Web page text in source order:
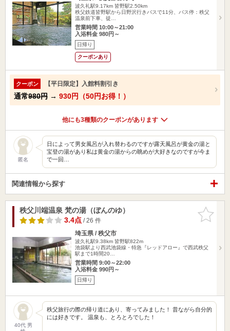
波久礼駅9.17km 皆野駅2.50km
秩父鉄道皆野駅から日野沢行きバスで11分、バス停：秩父
温泉前下車、徒…
営業時間 10:00～21:00
入浴料金 980円～
日帰り
クーポンあり
クーポン 【平日限定】入館料割引き
通常980円 → 930円（50円お得！）
他にも3種類のクーポンがあります
匿名
日によって男女風呂が入れ替わるのですが露天風呂が黄金の湯と
宝登の湯があり私は黄金の湯からの眺めが大好きなのですが今ま
で一回…
関連情報から探す
お気に入
りに追加
秩父川端温泉 梵の湯（ぼんのゆ）
3.4点/ 26 件
埼玉県 / 秩父市
波久礼駅9.38km 皆野駅822m
池袋駅より西武池袋線・特急『レッドアロー』で西武秩父
駅まで1時間20…
営業時間 9:00～22:00
入浴料金 990円～
日帰り
40代 男
秩父旅行の際の帰り道にあり、寄ってみました！ 昔ながら自分的
には好きです。 温泉も、とろとろでした！